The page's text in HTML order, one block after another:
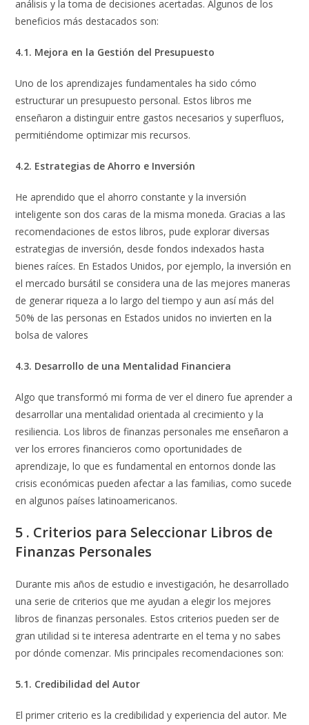
análisis y la toma de decisiones acertadas. Algunos de los
beneficios más destacados son:
4.1. Mejora en la Gestión del Presupuesto
Uno de los aprendizajes fundamentales ha sido cómo
estructurar un presupuesto personal. Estos libros me
enseñaron a distinguir entre gastos necesarios y superfluos,
permitiéndome optimizar mis recursos.
4.2. Estrategias de Ahorro e Inversión
He aprendido que el ahorro constante y la inversión
inteligente son dos caras de la misma moneda. Gracias a las
recomendaciones de estos libros, pude explorar diversas
estrategias de inversión, desde fondos indexados hasta
bienes raíces. En Estados Unidos, por ejemplo, la inversión en
el mercado bursátil se considera una de las mejores maneras
de generar riqueza a lo largo del tiempo y aun así más del
50% de las personas en Estados unidos no invierten en la
bolsa de valores
4.3. Desarrollo de una Mentalidad Financiera
Algo que transformó mi forma de ver el dinero fue aprender a
desarrollar una mentalidad orientada al crecimiento y la
resiliencia. Los libros de finanzas personales me enseñaron a
ver los errores financieros como oportunidades de
aprendizaje, lo que es fundamental en entornos donde las
crisis económicas pueden afectar a las familias, como sucede
en algunos países latinoamericanos.
5 . Criterios para Seleccionar Libros de
Finanzas Personales
Durante mis años de estudio e investigación, he desarrollado
una serie de criterios que me ayudan a elegir los mejores
libros de finanzas personales. Estos criterios pueden ser de
gran utilidad si te interesa adentrarte en el tema y no sabes
por dónde comenzar. Mis principales recomendaciones son:
5.1. Credibilidad del Autor
El primer criterio es la credibilidad y experiencia del autor. Me